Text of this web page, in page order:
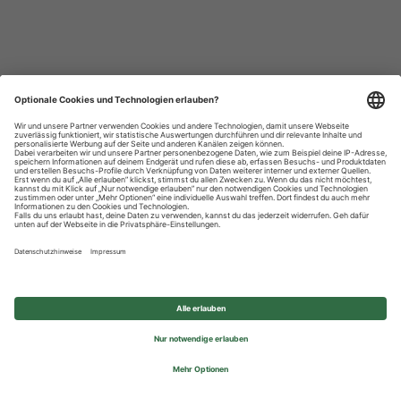
Datenschutzhinweise
Impressum
Privatsphäre-Einstellungen
© 2026 REWE Group - All rights reserved